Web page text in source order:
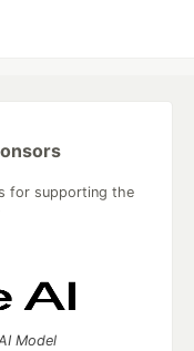
for supporting the
Model